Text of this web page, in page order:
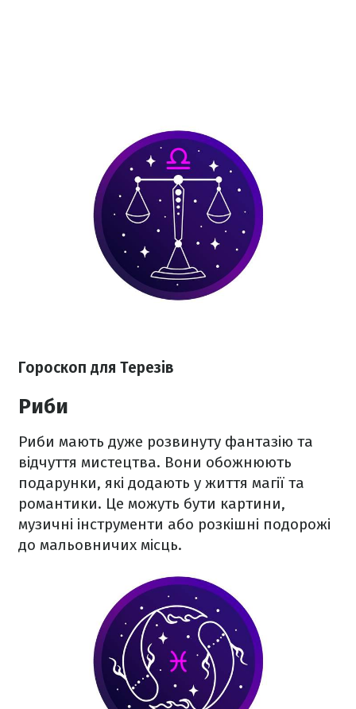
Гороскоп для Терезів
Риби
Риби мають дуже розвинуту фантазію та
відчуття мистецтва. Вони обожнюють
подарунки, які додають у життя магії та
романтики. Це можуть бути картини,
музичні інструменти або розкішні подорожі
до мальовничих місць.